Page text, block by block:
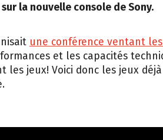
la nouvelle console de Sony.
une conférence ventant
et les capacités
les jeux! Voici donc les jeux